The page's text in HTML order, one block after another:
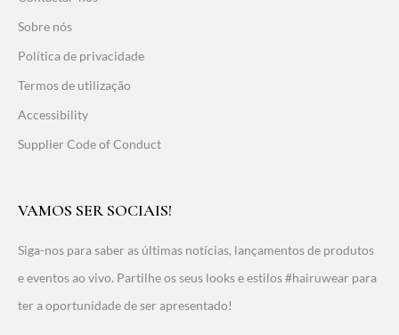
Sobre nós
Política de privacidade
Termos de utilização
Accessibility
Supplier Code of Conduct
VAMOS SER SOCIAIS!
Siga-nos para saber as últimas notícias, lançamentos de produtos
e eventos ao vivo. Partilhe os seus looks e estilos #hairuwear para
ter a oportunidade de ser apresentado!